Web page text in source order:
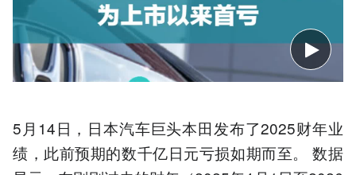
5月14日，日本汽车巨头本田发布了2025财年业
绩，此前预期的数千亿日元亏损如期而至。 数据